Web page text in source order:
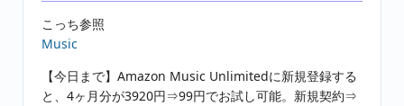
こっち参照
Music
【今日まで】Amazon Music Unlimitedに新規登録する
と、4ヶ月分が3920円⇒99円でお試し可能。新規契約⇒